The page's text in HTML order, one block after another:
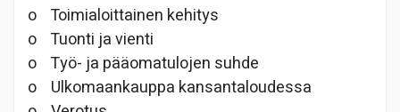
o Toimialoittainen kehitys
o Tuonti ja vienti
o Työ- ja pääomatulojen suhde
o Ulkomaankauppa kansantaloudessa